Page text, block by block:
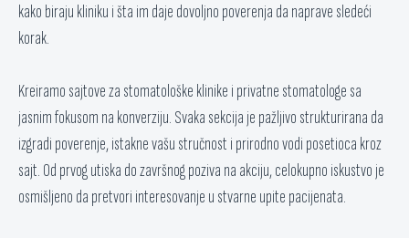
kako biraju kliniku i šta im daje dovoljno poverenja da naprave sledeći
korak.
Kreiramo sajtove za stomatološke klinike i privatne stomatologe sa
jasnim fokusom na konverziju. Svaka sekcija je pažljivo strukturirana da
izgradi poverenje, istakne vašu stručnost i prirodno vodi posetioca kroz
sajt. Od prvog utiska do završnog poziva na akciju, celokupno iskustvo je
osmišljeno da pretvori interesovanje u stvarne upite pacijenata.